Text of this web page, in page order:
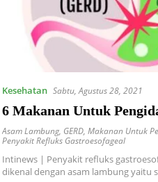
Kesehatan Sabtu, Agustus 28, 2021
6 Makanan Untuk
Asam Lambung, GERD, Makanan Untuk
Penyakit Refluks Gastroesofageal
Intinews | Penyakit refluks
dikenal dengan asam lambung yaitu